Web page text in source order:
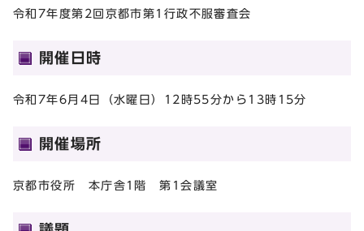
令和7年度第2回京都市第1行政不服審査会
開催日時
令和7年6月4日（水曜日）12時55分から13時15分
開催場所
京都市役所 本庁舎1階 第1会議室